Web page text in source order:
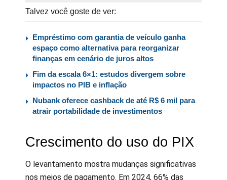
Talvez você goste de ver:
Empréstimo com garantia de veículo ganha
espaço como alternativa para reorganizar
finanças em cenário de juros altos
Fim da escala 6×1: estudos divergem sobre
impactos no PIB e inflação
Nubank oferece cashback de até R$ 6 mil para
atrair portabilidade de investimentos
Crescimento do uso do PIX
O levantamento mostra mudanças significativas
nos meios de pagamento. Em 2024, 66% das